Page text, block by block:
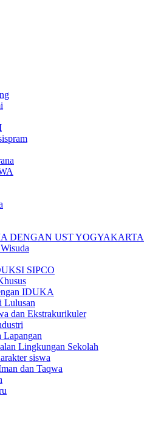
DENGAN UST YOGYAKARTA
SIPCO
IDUKA
Lulusan
dan Ekstrakurikuler
Lapangan
Lingkungan Sekolah
siswa
dan Taqwa